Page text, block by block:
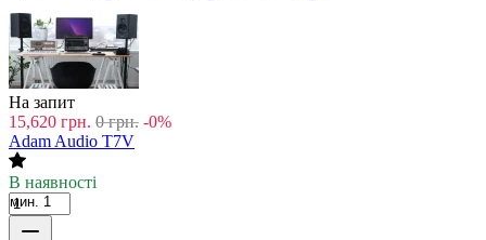
На запит
15,620 грн. 0 грн. -0%
Adam Audio T7V
В наявності
мин. 1